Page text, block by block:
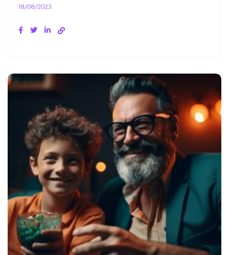
18/08/2023